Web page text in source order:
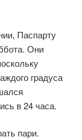
Паспарту
Они
градуса
в 24 часа.
пари.